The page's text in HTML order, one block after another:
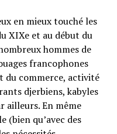
en mieux touché les
XIXe et au début du
hommes de
francophones
du commerce, activité
djerbiens, kabyles
ailleurs. En même
(bien qu’avec des